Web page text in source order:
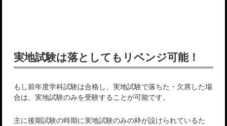
実地試験は落としてもリベンジ可能！
もし前年度学科試験は合格し、実地試験で落ちた・欠席した場
合は、実地試験のみを受験することが可能です。
主に後期試験の時期に実地試験のみの枠が設けられているた